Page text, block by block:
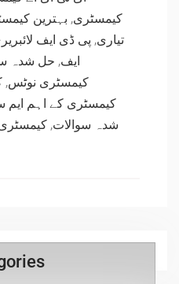
کیمسٹری, بہترین
تیاری, پی ڈی ایف
ایف, حل شدہ
کیمسٹری نوٹس,
کیمسٹری کے اہم ایم
شدہ سوالات,